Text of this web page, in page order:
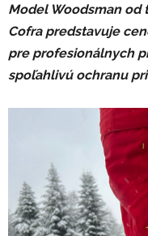
Model Woodsman od
Cofra predstavuje
pre profesionálnych
spoľahlivú ochranu